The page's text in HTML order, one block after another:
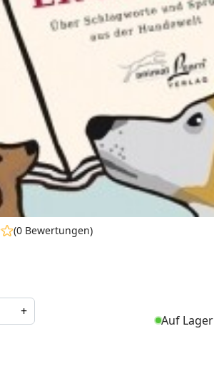
(0 Bewertungen)
+
Auf Lager